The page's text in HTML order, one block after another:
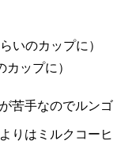
いのカップに）
ップに）
苦手なのでルンゴ
りはミルクコーヒ